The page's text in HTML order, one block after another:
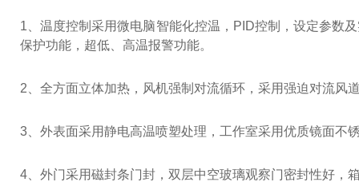
1 、温度控制采用微电脑智能化控温， PID控制，设定参数
保护功能，超低、高温报警功能。
2 、全方面立体加热，风机强制对流循环，采用强迫对流
3 、外表面采用静电高温喷塑处理，工作室采用优质镜面不
4 、外门采用磁封条门封，双层中空玻璃观察门密封性好